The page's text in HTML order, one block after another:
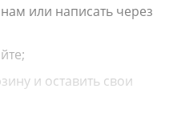
или написать через
и оставить свои